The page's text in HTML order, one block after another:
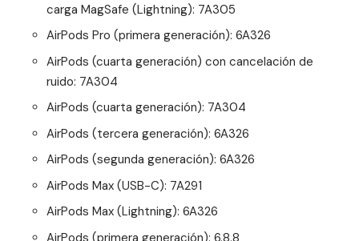
carga MagSafe (Lightning): 7A305
AirPods Pro (primera generación): 6A326
AirPods (cuarta generación) con cancelación de
ruido: 7A304
AirPods (cuarta generación): 7A304
AirPods (tercera generación): 6A326
AirPods (segunda generación): 6A326
AirPods Max (USB-C): 7A291
AirPods Max (Lightning): 6A326
AirPods (primera generación): 6.8.8